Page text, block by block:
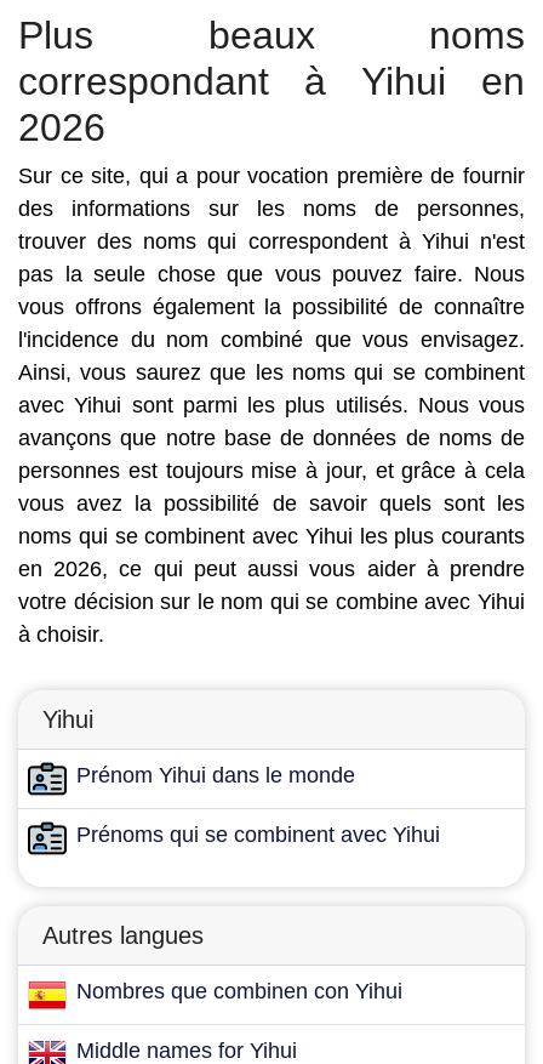
Plus beaux noms
correspondant à Yihui en
2026
Sur ce site, qui a pour vocation première de fournir
des informations sur les noms de personnes,
trouver des noms qui correspondent à Yihui n'est
pas la seule chose que vous pouvez faire. Nous
vous offrons également la possibilité de connaître
l'incidence du nom combiné que vous envisagez.
Ainsi, vous saurez que les noms qui se combinent
avec Yihui sont parmi les plus utilisés. Nous vous
avançons que notre base de données de noms de
personnes est toujours mise à jour, et grâce à cela
vous avez la possibilité de savoir quels sont les
noms qui se combinent avec Yihui les plus courants
en 2026, ce qui peut aussi vous aider à prendre
votre décision sur le nom qui se combine avec Yihui
à choisir.
Yihui
Prénom Yihui dans le monde
Prénoms qui se combinent avec Yihui
Autres langues
Nombres que combinen con Yihui
Middle names for Yihui